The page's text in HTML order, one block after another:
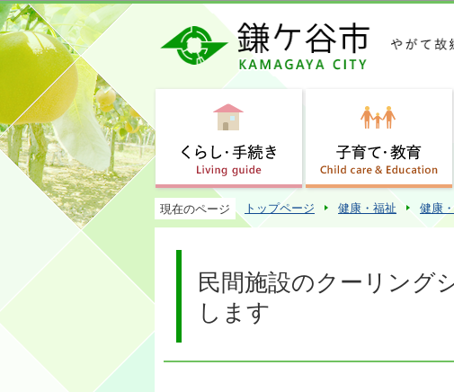
現在のページ トップページ 健康・福祉 健康
民間施設のクーリング
します